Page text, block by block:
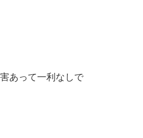
あって一利なしで